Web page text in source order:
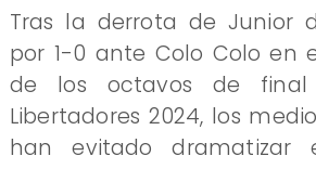
Tras la derrota de Junior
por 1-0 ante Colo Colo en
de los octavos de
Libertadores 2024, los
han evitado dramatizar